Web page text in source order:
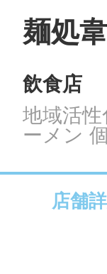
麺処
飲食店
地域活
ーメン
店舗